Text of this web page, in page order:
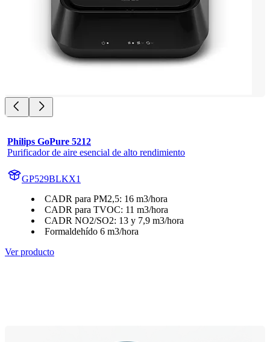
Philips GoPure 5212
Purificador de aire esencial de alto rendimiento
GP529BLKX1
CADR para PM2,5: 16 m3/hora
CADR para TVOC: 11 m3/hora
CADR NO2/SO2: 13 y 7,9 m3/hora
Formaldehído 6 m3/hora
Ver producto